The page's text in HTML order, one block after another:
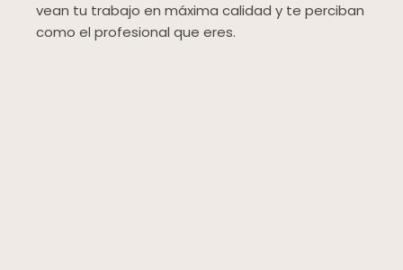
vean tu trabajo en máxima calidad y te perciban
como el profesional que eres.